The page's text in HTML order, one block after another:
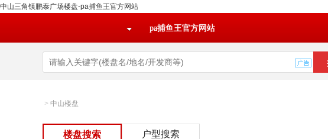
中山三角镇鹏泰广场楼盘-pa捕鱼王官方网站
pa捕鱼王官方网站
> 中山楼盘
楼盘搜索 户型搜索